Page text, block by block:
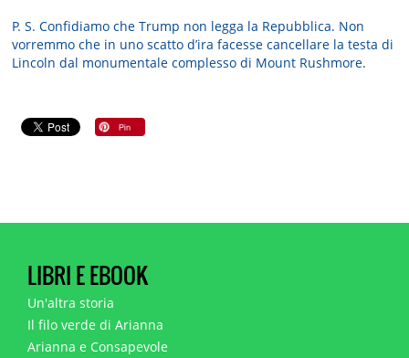
P. S. Confidiamo che Trump non legga la Repubblica. Non
vorremmo che in uno scatto d’ira facesse cancellare la testa di
Lincoln dal monumentale complesso di Mount Rushmore.
LIBRI E EBOOK
Un'altra storia
Il filo verde di Arianna
Arianna e Consapevole